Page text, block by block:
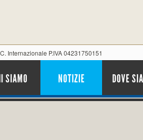
Internazionale P.IVA 04231750151
SIAMO NOTIZIE DOVE